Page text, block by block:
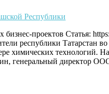
Республики
проектов Статья:
республики Татарстан
технологий. На
генеральный директор